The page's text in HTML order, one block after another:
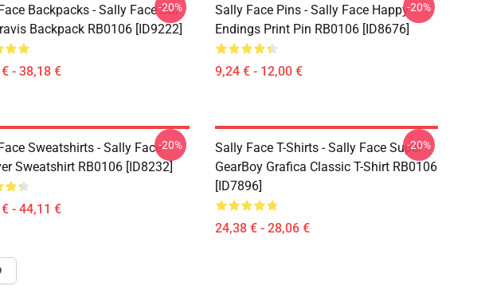
Backpacks - Sally Face Sal
Backpack RB0106 [ID9222]
- 38,18 €
-20%
Sally Face Pins - Sally Face Happy
Endings Print Pin RB0106 [ID8676]
9,24 € - 12,00 €
-20%
Sweatshirts - Sally Face
Sweatshirt RB0106 [ID8232]
- 44,11 €
-20%
Sally Face T-Shirts - Sally Face Super
GearBoy Grafica Classic T-Shirt RB0106
[ID7896]
24,38 € - 28,06 €
-20%